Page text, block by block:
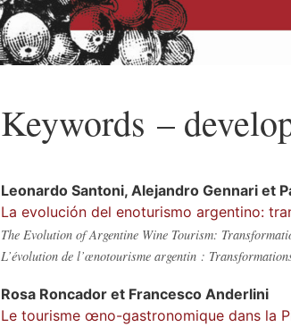
Keywords –
Leonardo Santoni, Alejandro Gennari et
La evolución del enoturismo argentino:
The Evolution of Argentine Wine Tourism:
L’évolution de l’œnotourisme argentin :
Rosa Roncador et Francesco Anderlini
Le tourisme œno-gastronomique dans la